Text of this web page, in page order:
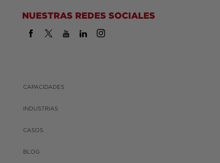
NUESTRAS REDES SOCIALES
CAPACIDADES
INDUSTRIAS
CASOS
BLOG